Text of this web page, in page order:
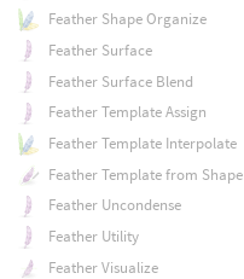
Feather Shape Organize
Feather Surface
Feather Surface Blend
Feather Template Assign
Feather Template Interpolate
Feather Template from Shape
Feather Uncondense
Feather Utility
Feather Visualize